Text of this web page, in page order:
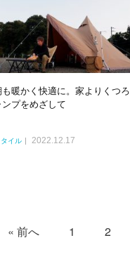
暖かく快適に。家よりくつろ
プをめざして
イル 2022.12.17
« 前へ 1 2